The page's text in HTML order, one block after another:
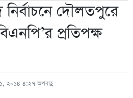
দৌলতপুরে
প্রতিপক্ষ
২০১৪ ৪:২৭ অপরাহ্ণ